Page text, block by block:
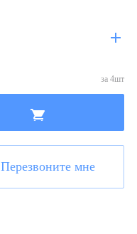
за 4шт
Перезвоните мне